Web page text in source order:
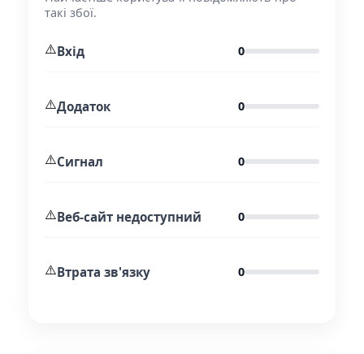
такі збої.
⚠️Вхід 0
⚠️Додаток 0
⚠️Сигнал 0
⚠️Веб-сайт недоступний 0
⚠️Втрата зв'язку 0